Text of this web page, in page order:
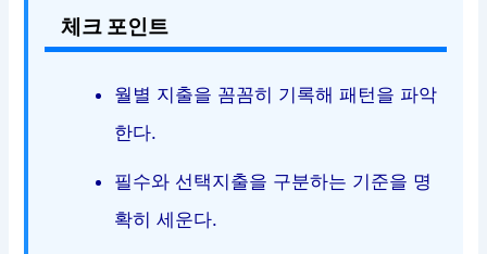
체크 포인트
월별 지출을 꼼꼼히 기록해 패턴을 파악
한다.
필수와 선택지출을 구분하는 기준을 명
확히 세운다.